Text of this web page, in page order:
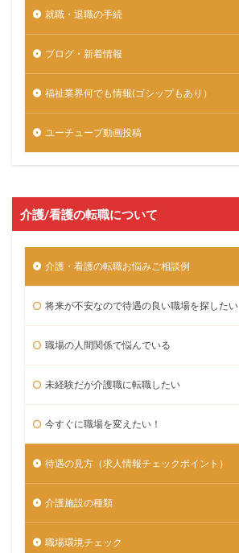
就職・退職の手続
ブログ・新着情報
福祉業界何でも情報(ゴシップもあり）
ユーチューブ動画投稿
介護/看護の転職について
介護・看護の転職お悩みご相談例
将来が不安なので待遇の良い職場を探したい
職場の人間関係で悩んでいる
未経験だが介護職に転職したい
今すぐに職場を変えたい！
待遇の見方（求人情報チェックポイント）
介護施設の種類
職場環境チェック